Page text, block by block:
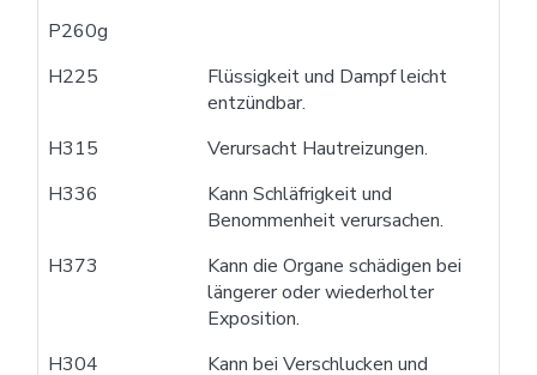
P260g
H225
Flüssigkeit und Dampf leicht
entzündbar.
H315
Verursacht Hautreizungen.
H336
Kann Schläfrigkeit und
Benommenheit verursachen.
H373
Kann die Organe schädigen bei
längerer oder wiederholter
Exposition.
H304
Kann bei Verschlucken und